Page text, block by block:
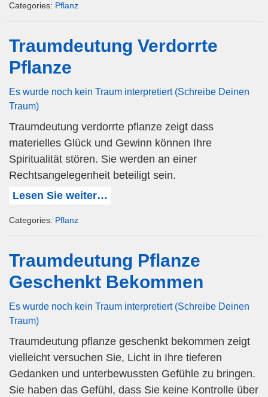
Categories: Pflanz
Traumdeutung Verdorrte
Pflanze
Es wurde noch kein Traum interpretiert (Schreibe Deinen
Traum)
Traumdeutung verdorrte pflanze zeigt dass
materielles Glück und Gewinn können Ihre
Spiritualität stören. Sie werden an einer
Rechtsangelegenheit beteiligt sein.
Lesen Sie weiter…
Categories: Pflanz
Traumdeutung Pflanze
Geschenkt Bekommen
Es wurde noch kein Traum interpretiert (Schreibe Deinen
Traum)
Traumdeutung pflanze geschenkt bekommen zeigt
vielleicht versuchen Sie, Licht in Ihre tieferen
Gedanken und unterbewussten Gefühle zu bringen.
Sie haben das Gefühl, dass Sie keine Kontrolle über